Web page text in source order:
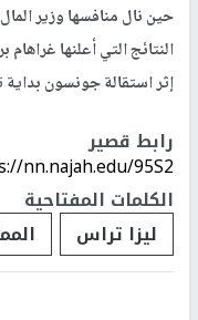
النتائج التي أعلنها
إثر استقالة جونسون
رابط قصير
nn.najah.edu/95S2/
الكلمات المفتاحية
ليزا تراس